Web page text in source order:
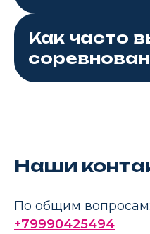
Как часто
Наши
По общим вопросам:
+79990425494